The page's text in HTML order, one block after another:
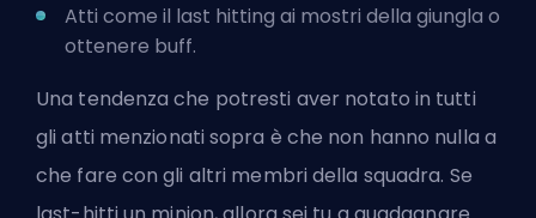
Atti come il last hitting ai mostri della giungla o
ottenere buff.
Una tendenza che potresti aver notato in tutti
gli atti menzionati sopra è che non hanno nulla a
che fare con gli altri membri della squadra. Se